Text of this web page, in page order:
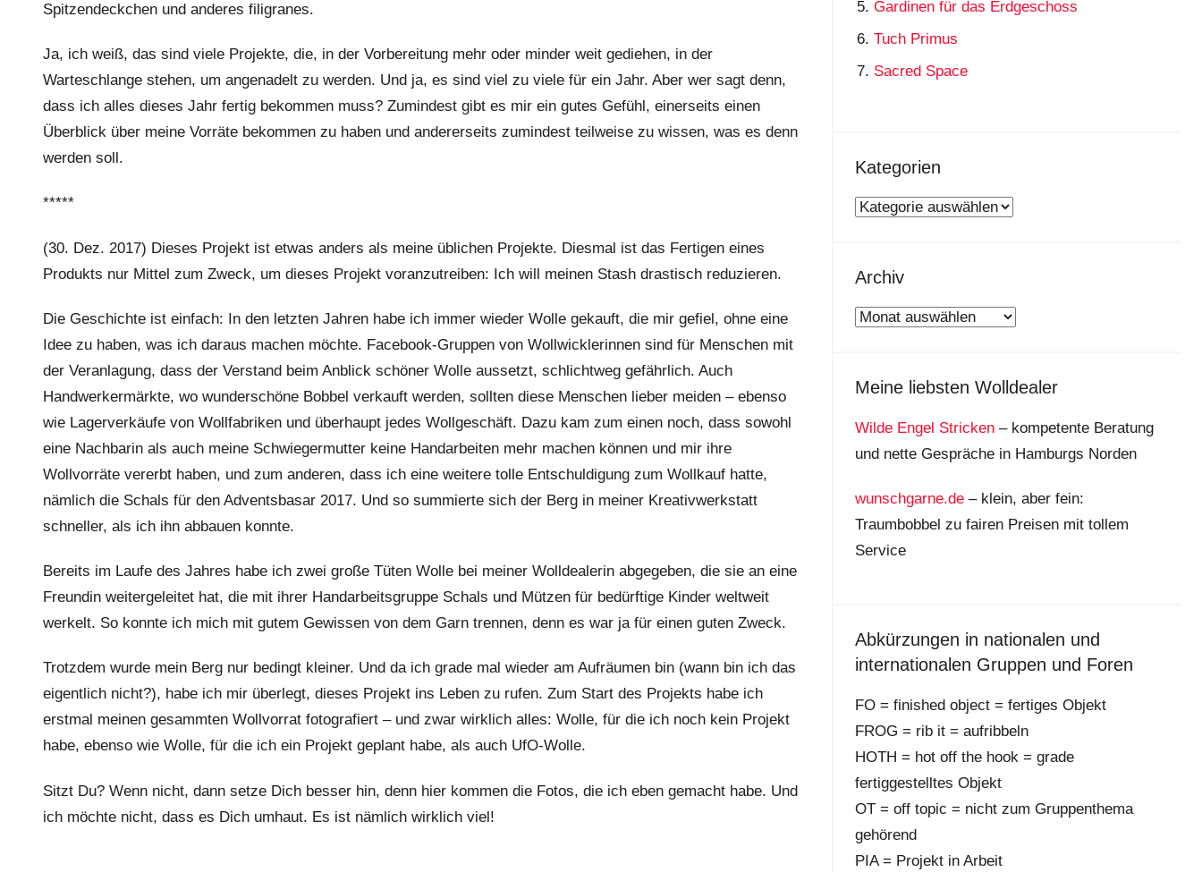
Spitzendeckchen und anderes filigranes.
Ja, ich weiß, das sind viele Projekte, die, in der Vorbereitung mehr oder minder weit gediehen, in der
Warteschlange stehen, um angenadelt zu werden. Und ja, es sind viel zu viele für ein Jahr. Aber wer sagt denn,
dass ich alles dieses Jahr fertig bekommen muss? Zumindest gibt es mir ein gutes Gefühl, einerseits einen
Überblick über meine Vorräte bekommen zu haben und andererseits zumindest teilweise zu wissen, was es denn
werden soll.
*****
(30. Dez. 2017) Dieses Projekt ist etwas anders als meine üblichen Projekte. Diesmal ist das Fertigen eines
Produkts nur Mittel zum Zweck, um dieses Projekt voranzutreiben: Ich will meinen Stash drastisch reduzieren.
Die Geschichte ist einfach: In den letzten Jahren habe ich immer wieder Wolle gekauft, die mir gefiel, ohne eine
Idee zu haben, was ich daraus machen möchte. Facebook-Gruppen von Wollwicklerinnen sind für Menschen mit
der Veranlagung, dass der Verstand beim Anblick schöner Wolle aussetzt, schlichtweg gefährlich. Auch
Handwerkermärkte, wo wunderschöne Bobbel verkauft werden, sollten diese Menschen lieber meiden – ebenso
wie Lagerverkäufe von Wollfabriken und überhaupt jedes Wollgeschäft. Dazu kam zum einen noch, dass sowohl
eine Nachbarin als auch meine Schwiegermutter keine Handarbeiten mehr machen können und mir ihre
Wollvorräte vererbt haben, und zum anderen, dass ich eine weitere tolle Entschuldigung zum Wollkauf hatte,
nämlich die Schals für den Adventsbasar 2017. Und so summierte sich der Berg in meiner Kreativwerkstatt
schneller, als ich ihn abbauen konnte.
Bereits im Laufe des Jahres habe ich zwei große Tüten Wolle bei meiner Wolldealerin abgegeben, die sie an eine
Freundin weitergeleitet hat, die mit ihrer Handarbeitsgruppe Schals und Mützen für bedürftige Kinder weltweit
werkelt. So konnte ich mich mit gutem Gewissen von dem Garn trennen, denn es war ja für einen guten Zweck.
Trotzdem wurde mein Berg nur bedingt kleiner. Und da ich grade mal wieder am Aufräumen bin (wann bin ich das
eigentlich nicht?), habe ich mir überlegt, dieses Projekt ins Leben zu rufen. Zum Start des Projekts habe ich
erstmal meinen gesammten Wollvorrat fotografiert – und zwar wirklich alles: Wolle, für die ich noch kein Projekt
habe, ebenso wie Wolle, für die ich ein Projekt geplant habe, als auch UfO-Wolle.
Sitzt Du? Wenn nicht, dann setze Dich besser hin, denn hier kommen die Fotos, die ich eben gemacht habe. Und
ich möchte nicht, dass es Dich umhaut. Es ist nämlich wirklich viel!
Gardinen für das Erdgeschoss
Tuch Primus
Sacred Space
Kategorien
Kategorien
Archiv
Archiv
Meine liebsten Wolldealer
Wilde Engel Stricken– kompetente Beratung
und nette Gespräche in Hamburgs Norden
wunschgarne.de– klein, aber fein:
Traumbobbel zu fairen Preisen mit tollem
Service
Abkürzungen in nationalen und
internationalen Gruppen und Foren
FO = finished object = fertiges Objekt
FROG = rib it = aufribbeln
HOTH = hot off the hook = grade
fertiggestelltes Objekt
OT = off topic = nicht zum Gruppenthema
gehörend
PIA = Projekt in Arbeit